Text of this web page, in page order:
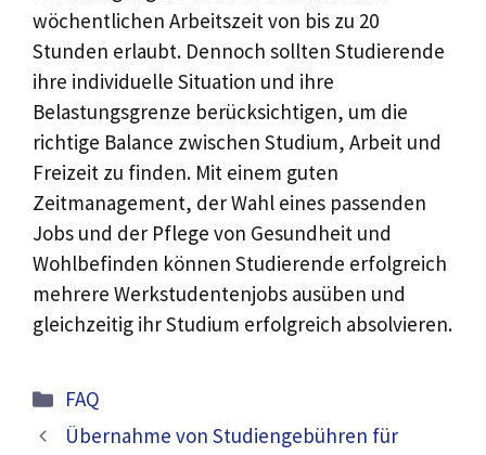
wöchentlichen Arbeitszeit von bis zu 20
Stunden erlaubt. Dennoch sollten Studierende
ihre individuelle Situation und ihre
Belastungsgrenze berücksichtigen, um die
richtige Balance zwischen Studium, Arbeit und
Freizeit zu finden. Mit einem guten
Zeitmanagement, der Wahl eines passenden
Jobs und der Pflege von Gesundheit und
Wohlbefinden können Studierende erfolgreich
mehrere Werkstudentenjobs ausüben und
gleichzeitig ihr Studium erfolgreich absolvieren.
Kategorien
FAQ
Übernahme von Studiengebühren für